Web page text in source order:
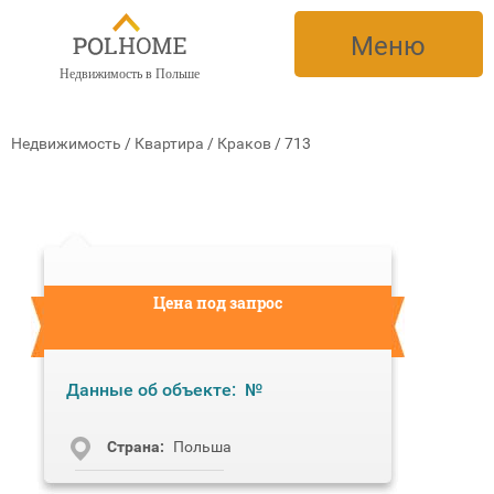
Недвижимость в Польше
Меню
Недвижимость / Квартира / Краков /713
Цена под запрос
Данные об объекте: №
Cтрана: Польша